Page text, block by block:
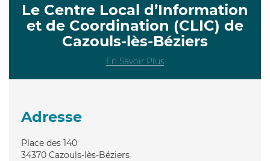
Le Centre Local d’Information
et de Coordination (CLIC) de
Cazouls-lès-Béziers
En Savoir Plus
Adresse
Place des 140
34370 Cazouls-lès-Béziers